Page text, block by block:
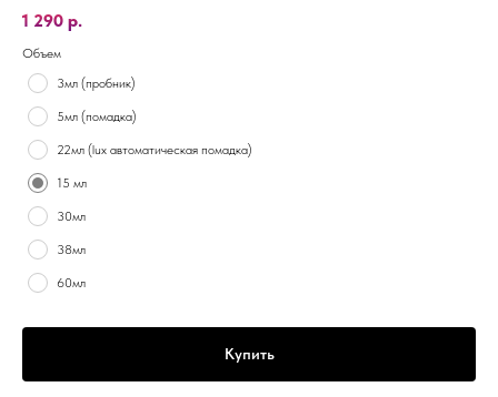
1 290 р.
Объем
3мл (пробник)
5мл (помадка)
22мл (lux автоматическая помадка)
15 мл
30мл
38мл
60мл
Купить